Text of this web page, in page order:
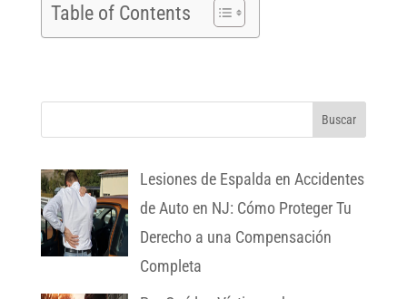
Table of Contents
Lesiones de Espalda en Accidentes
de Auto en NJ: Cómo Proteger Tu
Derecho a una Compensación
Completa